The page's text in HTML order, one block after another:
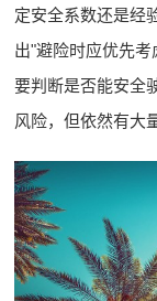
定安全系数还是经
出"避险时应优先
要判断是否能安全
风险，但依然有大